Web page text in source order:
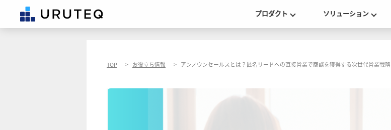
プロダクト ソリューション
TOP お役立ち情報 アンノウンセールスとは？匿名リードへの直接営業で商談を獲得する次世代営業戦略